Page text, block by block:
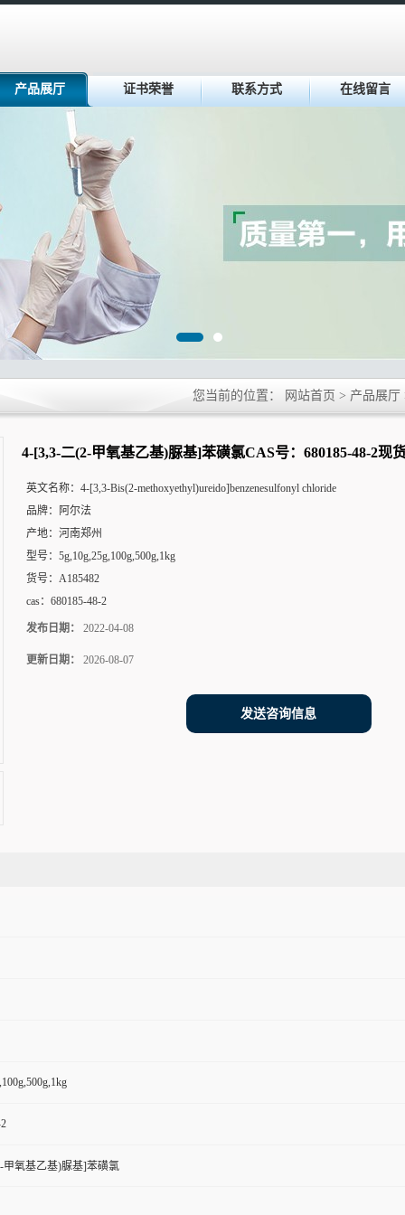
产品展厅 证书荣誉 联系方式 在线留言
您当前的位置： 网站首页 > 产品展厅
4-[3,3-二(2-甲氧基乙基)脲基]苯磺氯CAS号：680185-48-2现
英文名称： 4-[3,3-Bis(2-methoxyethyl)ureido]benzenesulfonyl chloride
品牌：
阿尔法
产地： 河南郑州
型号： 5g,10g,25g,100g,500g,1kg
货号： A185482
cas： 680185-48-2
发布日期： 2022-04-08
更新日期： 2026-08-07
发送咨询信息
甲氧基乙基)脲基]苯磺氯